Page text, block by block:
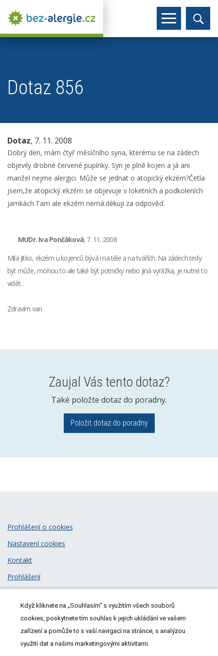
Dotaz 856
Dotaz, 7. 11. 2008
Dobrý den, mám čtyř měsíčního syna, kterému se na zádech
objevily drobné červené pupínky. Syn je plně kojen a já ani
manžel nejme alergici. Může se jednat o atopický ekzém?Četla
jsem,že atopický ekzém se objevuje v loketních a podkoleních
jamkách.Tam ale ekzém nemá.děkuji za odpověď.
MUDr. Iva Pončáková, 7. 11. 2008
Milá Jitko, ekzém u kojenců bývá i na těle a na tvářích. Na zádech tedy
být může, mohou to ale také být potničky nebo jiná vyrážka, je nutné to
vidět. .
Zdravím van
Zaujal Vás tento dotaz?
Také položte dotaz do poradny.
Položit dotaz do poradny
© 2026MeDitorial| ISSN 1805-3408
Prohlášení o cookies
Nastavení cookies
Kontakt
Prohlášení
Když kliknete na „Souhlasím“ s využitím všech souborů
cookies, poskytnete tím souhlas k jejich ukládání ve vašem
zařízení a pomůže to s vaší navigací na stránce, s analýzou
využití dat a našimi marketingovými aktivitami.